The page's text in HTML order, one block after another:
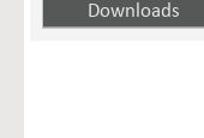
Downloads